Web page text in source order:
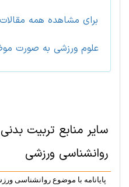
برای مشاهده همه
علوم ورزشی به صورت
سایر منابع تربيت
روانشناسی ورزشی
پایانامه با موضوع روانشناسی